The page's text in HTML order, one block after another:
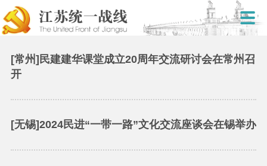
[常州]民建建华课堂成立20周年交流研讨会在常州召
开
[无锡]2024民进“一带一路”文化交流座谈会在锡举办